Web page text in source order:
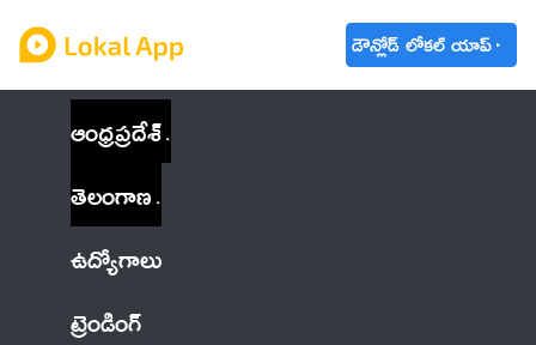
డౌన్లోడ్ లోకల్ యాప్
ఆంధ్రప్రదేశ్
తెలంగాణ
ఉద్యోగాలు
ట్రెండింగ్